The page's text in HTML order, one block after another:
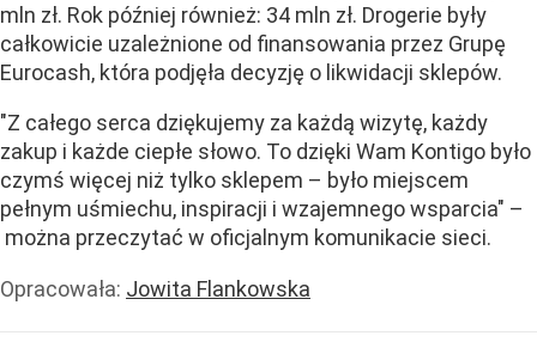
mln zł. Rok później również: 34 mln zł. Drogerie były
całkowicie uzależnione od finansowania przez Grupę
Eurocash, która podjęła decyzję o likwidacji sklepów.
"Z całego serca dziękujemy za każdą wizytę, każdy
zakup i każde ciepłe słowo. To dzięki Wam Kontigo było
czymś więcej niż tylko sklepem – było miejscem
pełnym uśmiechu, inspiracji i wzajemnego wsparcia" –
można przeczytać w oficjalnym komunikacie sieci.
Opracowała: Jowita Flankowska